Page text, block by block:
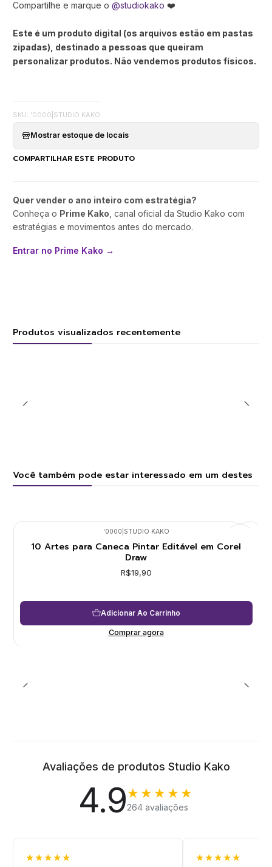
Compartilhe e marque o @studiokako ❤️
Este é um produto digital (os arquivos estão em pastas
zipadas), destinado a pessoas que queiram
personalizar produtos. Não vendemos produtos físicos.
SKU: '0000 STUDIO KAKO
Mostrar estoque de locais
COMPARTILHAR ESTE PRODUTO
Quer vender o ano inteiro com estratégia?
Conheça o Prime Kako , canal oficial da Studio Kako com
estratégias e movimentos antes do mercado.
Entrar no Prime Kako →
Produtos visualizados recentemente
Você também pode estar interessado em um destes
'0000 STUDIO KAKO
10 Artes para Caneca Pintar Editável em Corel
Draw
R$19,90
Adicionar Ao Carrinho
Comprar agora
Avaliações de produtos Studio Kako
4.9★★★★★
264 avaliações
★★★★★ ★★★★★